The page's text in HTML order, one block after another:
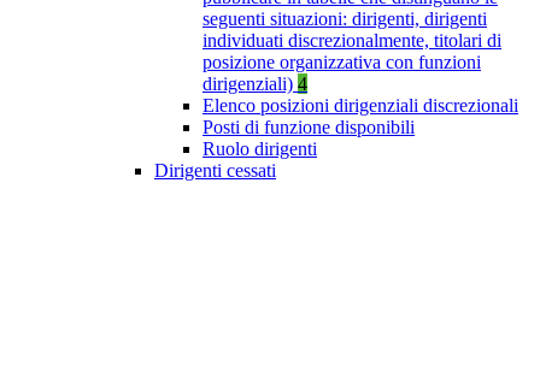
seguenti situazioni: dirigenti, dirigenti
individuati discrezionalmente, titolari di
posizione organizzativa con funzioni
dirigenziali) 4
Elenco posizioni dirigenziali discrezionali
Posti di funzione disponibili
Ruolo dirigenti
Dirigenti cessati